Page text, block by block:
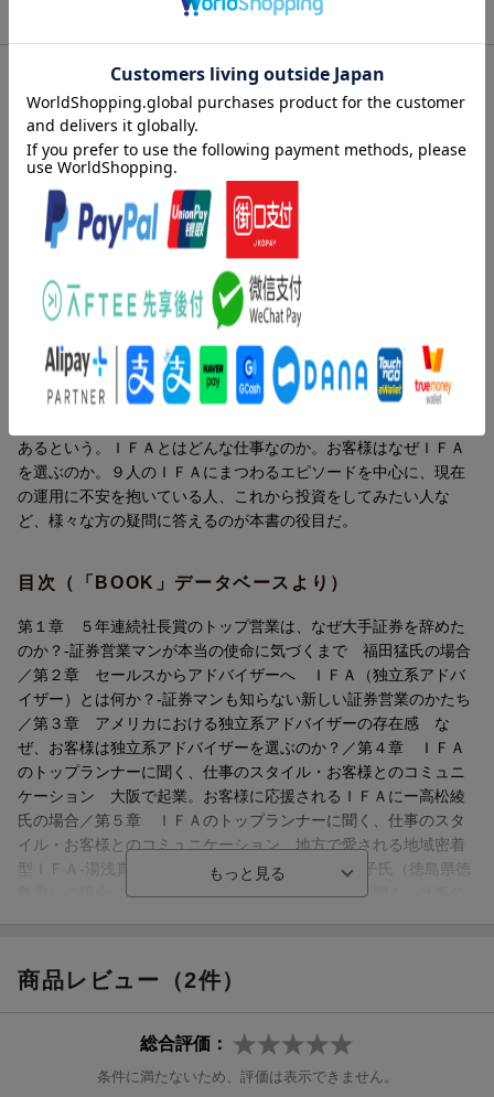
内容紹介（出版社より）
ノルマ主義がお客様主義に変わる「IFA（独立系証券アドバイザ
ー）」のすべてがわかる始めての本。IFAとして活躍する8人が、
証券会社時代にはできなかったこと、IFAだからできることを語
る。独立してからのエピソード、事業スタイル、報酬、集客など
その実態を明らかに。
内容紹介（「BOOK」データベースより）
本書の主人公たちは、従来の証券営業マンとは異なる「新しいタ
イプの金融のプロ」である「ＩＦＡ（Ｉｎｄｅｐｅｎｄｅｎｔ
Ｆｉｎａｎｃｉａｌ Ａｄｖｉｓｅｒ：独立系アドバイザー）」
だ。この名称に聞き覚えのない読者も多いことだろう。しかし、
あるという。ＩＦＡとはどんな仕事なのか。お客様はなぜＩＦＡ
を選ぶのか。９人のＩＦＡにまつわるエピソードを中心に、現在
の運用に不安を抱いている人、これから投資をしてみたい人な
ど、様々な方の疑問に答えるのが本書の役目だ。
目次（「BOOK」データベースより）
第１章 ５年連続社長賞のトップ営業は、なぜ大手証券を辞めた
のか？-証券営業マンが本当の使命に気づくまで 福田猛氏の場合
／第２章 セールスからアドバイザーへ ＩＦＡ（独立系アドバ
イザー）とは何か？-証券マンも知らない新しい証券営業のかたち
／第３章 アメリカにおける独立系アドバイザーの存在感 な
ぜ、お客様は独立系アドバイザーを選ぶのか？／第４章 ＩＦＡ
のトップランナーに聞く、仕事のスタイル・お客様とのコミュニ
ケーション 大阪で起業。お客様に応援されるＩＦＡにー高松綾
氏の場合／第５章 ＩＦＡのトップランナーに聞く、仕事のスタ
イル・お客様とのコミュニケーション 地方で愛される地域密着
型ＩＦＡ-湯浅真人氏（愛媛県今治市）と森本佳奈子氏（徳島県徳
島市）の場合／第６章 ＩＦＡのトップランナーに聞く、仕事の
トップランナーに聞く、仕事のスタイル・お客様とのコミュニケ
ーション 若い世代を多く顧客に持つー岩川昌樹氏の場合／第８
のコミュニケーション 成熟世代の女性の不安に寄り添うー山田
ないーコモンズ投信（株）代表取締役社長兼ＣＩＯ、伊井哲朗氏
商品レビュー（2件）
総合評価：
条件に満たないため、評価は表示できません。